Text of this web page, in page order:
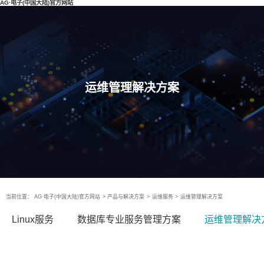
AG·电子(中国大陆)官方网站
运维管理解决方案
当前位置： AG·电子(中国大陆)官方网站 > 产品与解决方案 > 运维服务 > 运维管理解决方案
Linux服务 数据库专业服务管理方案 运维管理解决